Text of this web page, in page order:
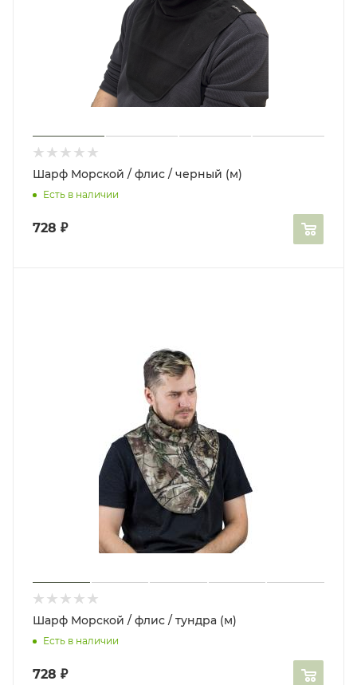
Шарф Морской / флис / черный (м)
Есть в наличии
728 ₽
Шарф Морской / флис / тундра (м)
Есть в наличии
728 ₽